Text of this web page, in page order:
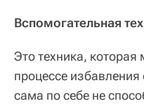
Вспомогательная
Это техника, которая
процессе
сама по себе не